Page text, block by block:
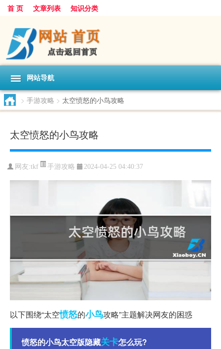
首 页 文章列表 知识分类
网站导航
> 手游攻略 > 太空愤怒的小鸟攻略
太空愤怒的小鸟攻略
网友:tkf 手游攻略 2024-04-25 04:40:37
以下围绕“太空愤怒的小鸟攻略”主题解决网友的困惑
愤怒的小鸟太空版隐藏关卡怎么玩?